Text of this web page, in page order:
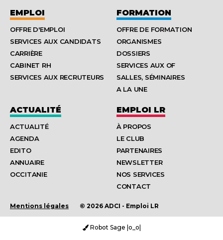
EMPLOI
OFFRE D'EMPLOI
SERVICES AUX CANDIDATS
CARRIÈRE
CABINET RH
SERVICES AUX RECRUTEURS
FORMATION
OFFRE DE FORMATION
ORGANISMES
DOSSIERS
SERVICES AUX OF
SALLES, SÉMINAIRES
A LA UNE
ACTUALITÉ
ACTUALITÉ
AGENDA
EDITO
ANNUAIRE
OCCITANIE
EMPLOI LR
À PROPOS
LE CLUB
PARTENAIRES
NEWSLETTER
NOS SERVICES
CONTACT
Mentions légales © 2026 ADCI - Emploi LR
Robot Sage |o_o|